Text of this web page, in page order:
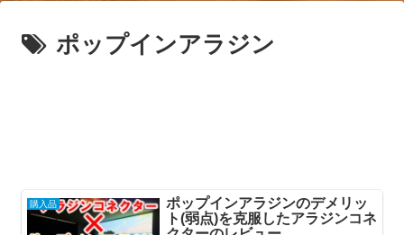
ポップインアラジン
購入品
ポップインアラジンのデメリッ
ト(弱点)を克服したアラジンコネ